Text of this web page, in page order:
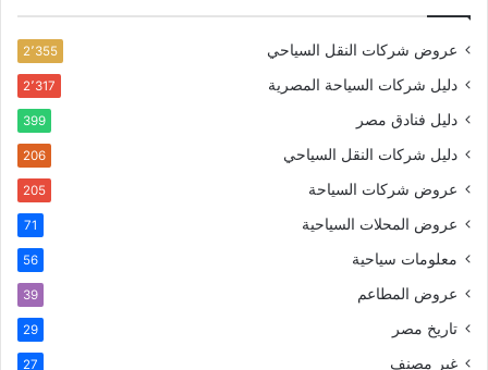
عروض شركات النقل السياحي 2٬355
دليل شركات السياحة المصرية 2٬317
دليل فنادق مصر 399
دليل شركات النقل السياحي 206
عروض شركات السياحة 205
عروض المحلات السياحية 71
معلومات سياحية 56
عروض المطاعم 39
تاريخ مصر 29
غير مصنف 27